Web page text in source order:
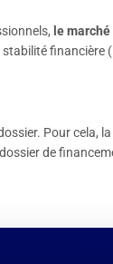
le
financière
Pour cela,
de